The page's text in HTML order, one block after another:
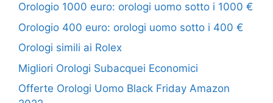
Orologio 1000 euro: orologi uomo sotto i 1000 €
Orologio 400 euro: orologi uomo sotto i 400 €
Orologi simili ai Rolex
Migliori Orologi Subacquei Economici
Offerte Orologi Uomo Black Friday Amazon